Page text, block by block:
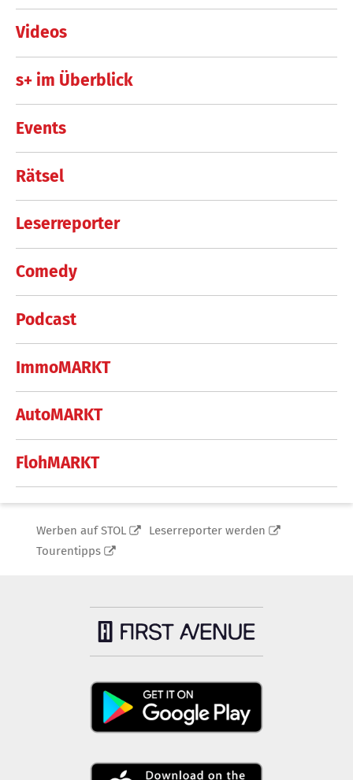
Videos
s+ im Überblick
Events
Rätsel
Leserreporter
Comedy
Podcast
ImmoMARKT
AutoMARKT
FlohMARKT
Werben auf STOL
Leserreporter werden
Tourentipps